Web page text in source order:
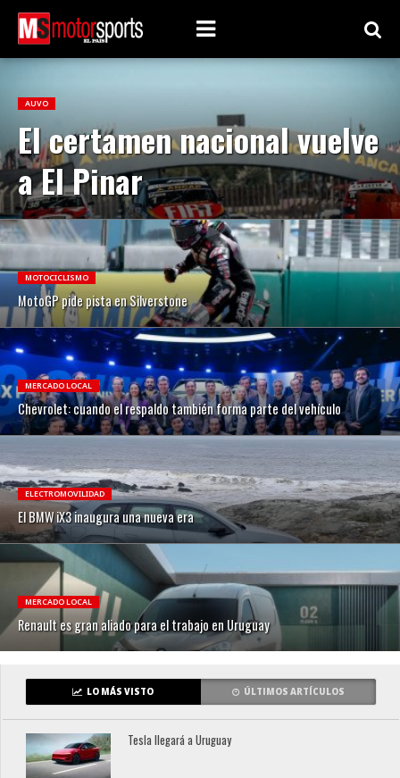
AUVO
El certamen nacional vuelve
a El Pinar
MOTOCICLISMO
MotoGP pide pista en Silverstone
MERCADO LOCAL
Chevrolet: cuando el respaldo también forma parte del vehículo
ELECTROMOVILIDAD
El BMW iX3 inaugura una nueva era
MERCADO LOCAL
Renault es gran aliado para el trabajo en Uruguay
LO MÁS VISTO ÚLTIMOS ARTÍCULOS
Tesla llegará a Uruguay